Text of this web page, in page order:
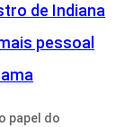
de Indiana
pessoal
papel do